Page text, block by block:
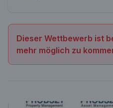
Dieser Wettbewerb ist
mehr möglich zu